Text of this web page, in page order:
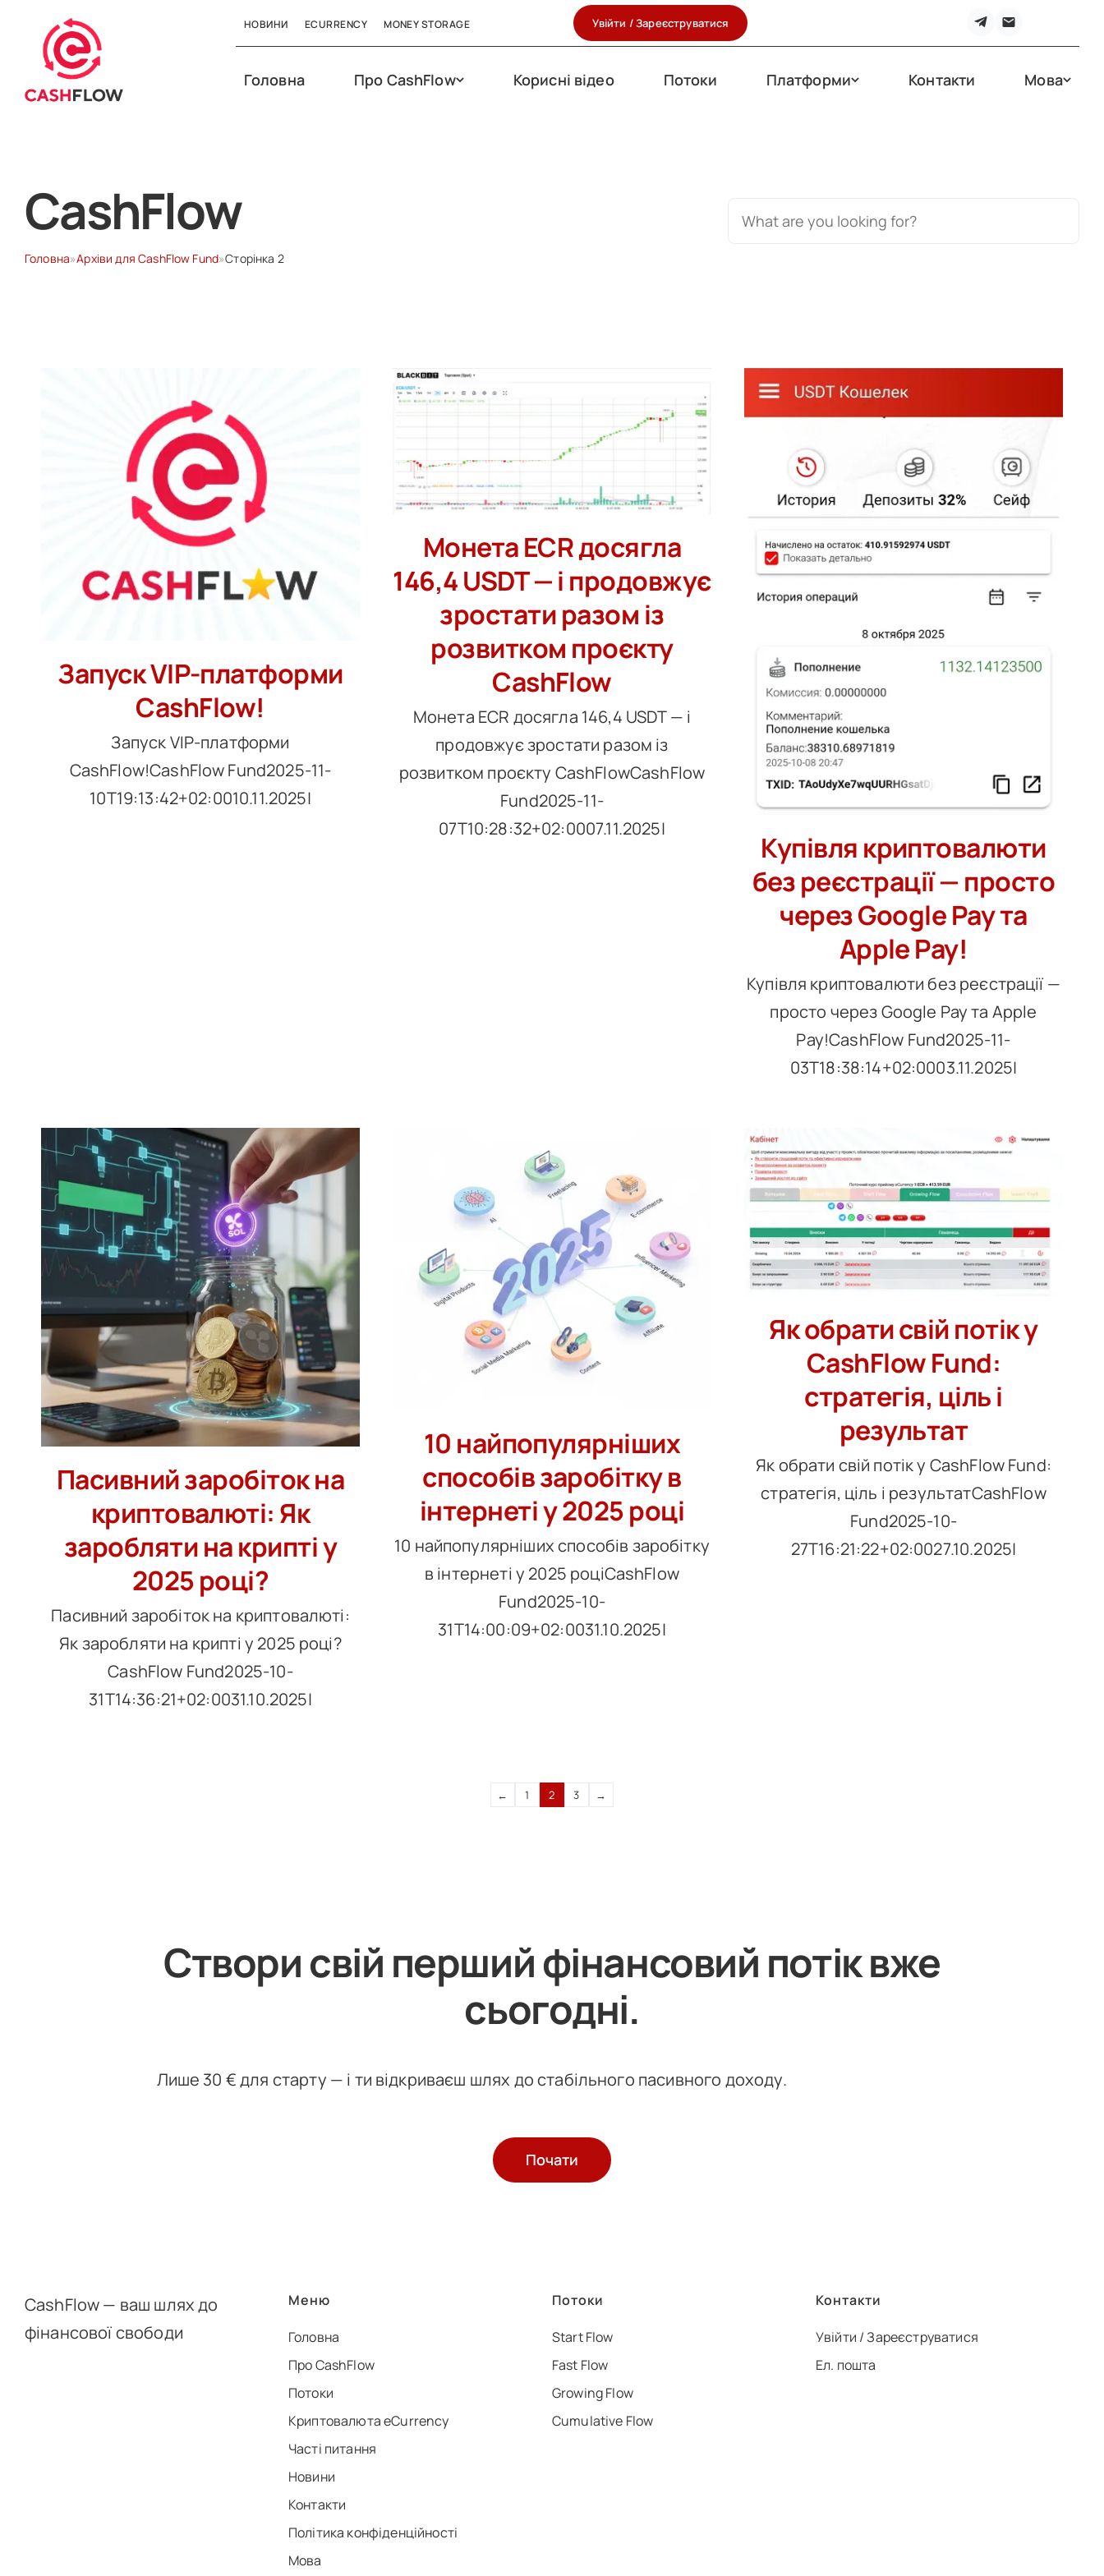
НОВИНИ ECURRENCY MONEY STORAGE Увійти / Зареєструватися
Головна Про CashFlow Корисні відео Потоки Платформи Контакти Мова
CashFlow
Головна»Архіви для CashFlow Fund»Сторінка 2
Search
Запуск VIP-платформи
CashFlow!
Запуск VIP-платформи
CashFlow!CashFlow Fund2025-11-
10T19:13:42+02:0010.11.2025|
Монета ECR досягла
146,4 USDT — і продовжує
зростати разом із
розвитком проєкту
CashFlow
Монета ECR досягла 146,4 USDT — і
продовжує зростати разом із
розвитком проєкту CashFlowCashFlow
Fund2025-11-
07T10:28:32+02:0007.11.2025|
Купівля криптовалюти
без реєстрації — просто
через Google Pay та
Apple Pay!
Купівля криптовалюти без реєстрації —
просто через Google Pay та Apple
Pay!CashFlow Fund2025-11-
03T18:38:14+02:0003.11.2025|
Пасивний заробіток на
криптовалюті: Як
заробляти на крипті у
2025 році?
Пасивний заробіток на криптовалюті:
Як заробляти на крипті у 2025 році?
CashFlow Fund2025-10-
31T14:36:21+02:0031.10.2025|
10 найпопулярніших
способів заробітку в
інтернеті у 2025 році
10 найпопулярніших способів заробітку
в інтернеті у 2025 роціCashFlow
Fund2025-10-
31T14:00:09+02:0031.10.2025|
Як обрати свій потік у
CashFlow Fund:
стратегія, ціль і
результат
Як обрати свій потік у CashFlow Fund:
стратегія, ціль і результатCashFlow
Fund2025-10-
27T16:21:22+02:0027.10.2025|
← 1 2 3 →
Створи свій перший фінансовий потік вже
сьогодні.
Лише 30 € для старту — і ти відкриваєш шлях до стабільного пасивного доходу.
Почати
CashFlow — ваш шлях до
фінансової свободи
Меню
Головна
Про CashFlow
Потоки
Криптовалюта eCurrency
Часті питання
Новини
Контакти
Політика конфіденційності
Мова
Потоки
Start Flow
Fast Flow
Growing Flow
Cumulative Flow
Контакти
Увійти / Зареєструватися
Ел. пошта